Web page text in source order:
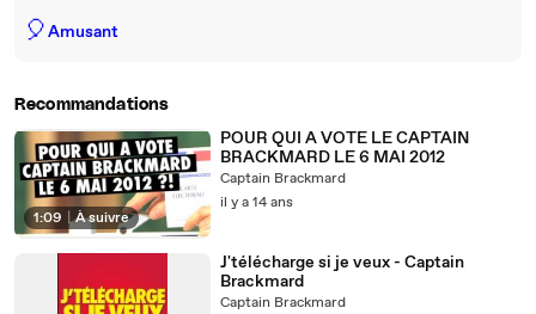
🎈Amusant
Recommandations
1:09 | À suivre
POUR QUI A VOTE LE CAPTAIN
BRACKMARD LE 6 MAI 2012
Captain Brackmard
il y a 14 ans
J'télécharge si je veux - Captain
Brackmard
Captain Brackmard